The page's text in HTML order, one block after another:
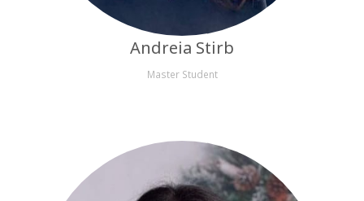
Andreia Stirb
Master Student